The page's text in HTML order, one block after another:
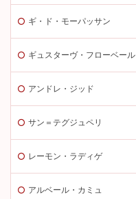
ギ・ド・モーパッサン
ギュスターヴ・フローベール
アンドレ・ジッド
サン＝テグジュペリ
レーモン・ラディゲ
アルベール・カミュ